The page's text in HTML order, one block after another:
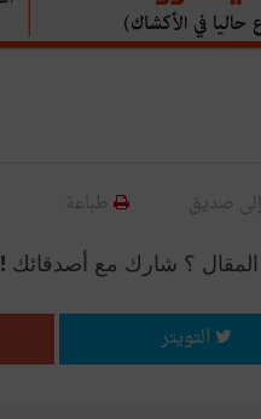
صديق طباعة
؟ شارك مع أصدقائك !
التويتر